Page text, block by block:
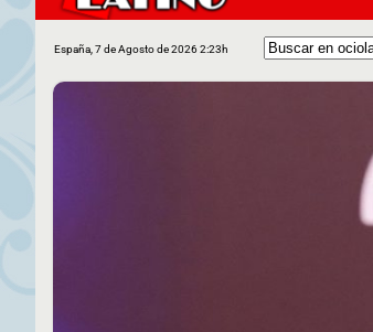
España, 7 de Agosto de 2026 2:23h